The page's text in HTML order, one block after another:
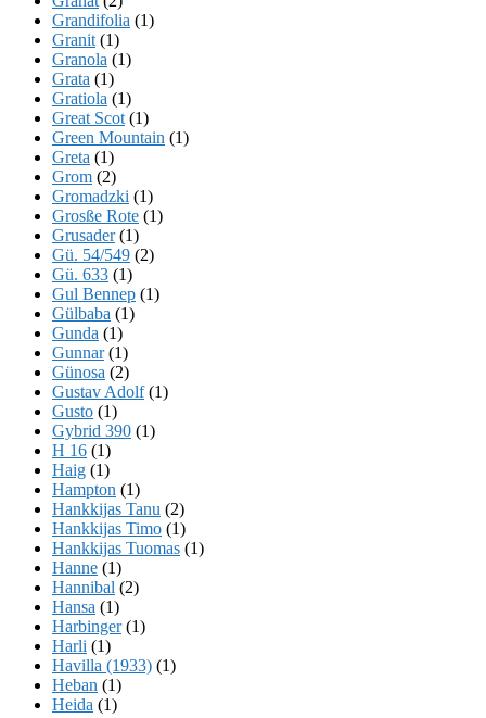
Grandifolia (1)
Granit (1)
Granola (1)
Grata (1)
Gratiola (1)
Great Scot (1)
Green Mountain (1)
Greta (1)
Grom (2)
Gromadzki (1)
Grosße Rote (1)
Grusader(1)
Gü. 54/549 (2)
Gü. 633 (1)
Gul Bennep (1)
Gülbaba (1)
Gunda (1)
Gunnar(1)
Günosa (2)
Gustav Adolf(1)
Gusto (1)
Gybrid 390 (1)
H 16 (1)
Haig (1)
Hampton (1)
Hankkijas Tanu (2)
Hankkijas Timo (1)
Hankkijas Tuomas (1)
Hanne (1)
Hannibal (2)
Hansa (1)
Harbinger(1)
Harli (1)
Havilla (1933) (1)
Heban (1)
Heida (1)